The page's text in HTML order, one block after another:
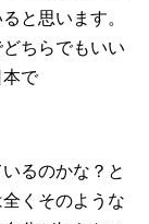
と思います。
ちらでもいい
で
るのかな？と
くそのような